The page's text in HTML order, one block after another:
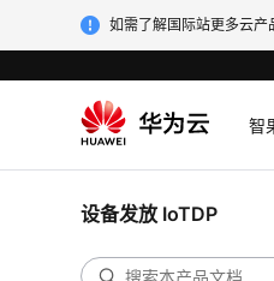
如需了解国际站更多云产
智
设备发放 IoTDP